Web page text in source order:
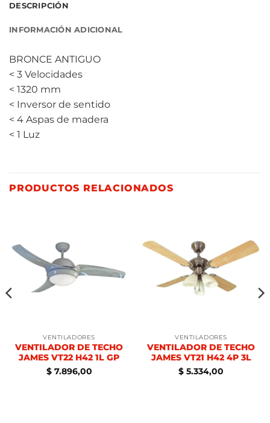
DESCRIPCIÓN
INFORMACIÓN ADICIONAL
BRONCE ANTIGUO
< 3 Velocidades
< 1320 mm
< Inversor de sentido
< 4 Aspas de madera
< 1 Luz
PRODUCTOS RELACIONADOS
VENTILADORES
VENTILADOR DE TECHO
JAMES VT22 H42 1L GP
$7.896,00
VENTILADORES
VENTILADOR DE TECHO
JAMES VT21 H42 4P 3L
$ 5.334,00